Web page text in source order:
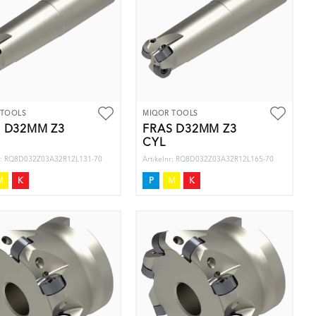
D32MM Z3
RQ8D032Z03A32R12L131-70
K
MIQOR TOOLS
FRÄS D32MM Z3
CYL
Artikelnr: RQ8D032Z03A32R12L165-70
P M K